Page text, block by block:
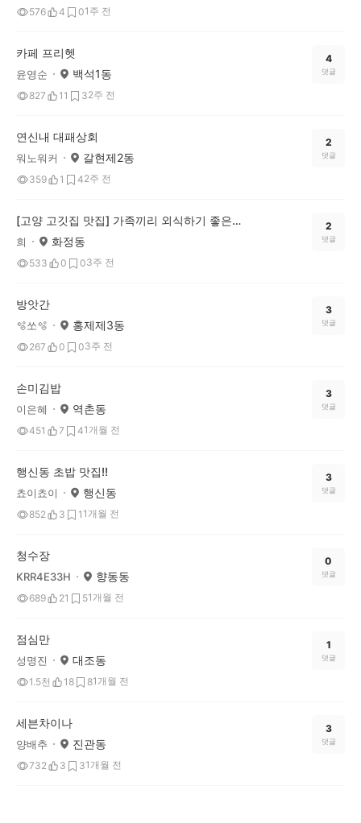
576 4 01주 전
카페 프리헷
윤영순 백석1동
827 11 32주 전
4
댓글
연신내 대패상회
워노워커 갈현제2동
359 1 42주 전
2
댓글
[고양 고깃집 맛집] 가족끼리 외식하기 좋은 돼지갈비 맛집 태능갈비 (34년 역사!)
희 화정동
533 0 03주 전
2
댓글
방앗간
🫧쏘🫧 홍제제3동
267 0 03주 전
3
댓글
손미김밥
이은혜 역촌동
451 7 41개월 전
3
댓글
행신동 초밥 맛집!!
쵸이쵸이 행신동
852 3 1 1개월 전
3
댓글
청수장
KRR4E33H 향동동
689 21 51개월 전
0
댓글
점심만
성명진 대조동
1.5천 18 81개월 전
1
댓글
세븐차이나
양배추 진관동
732 3 31개월 전
3
댓글